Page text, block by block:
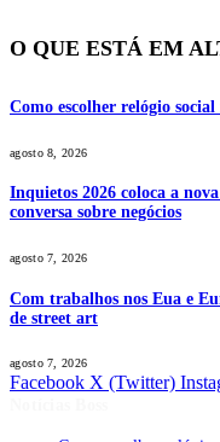
O QUE ESTÁ EM
Como escolher relógio
agosto 8, 2026
Inquietos 2026 coloca a
conversa sobre negócios
agosto 7, 2026
Com trabalhos nos Eua e
de street art
agosto 7, 2026
Facebook X (Twitter)